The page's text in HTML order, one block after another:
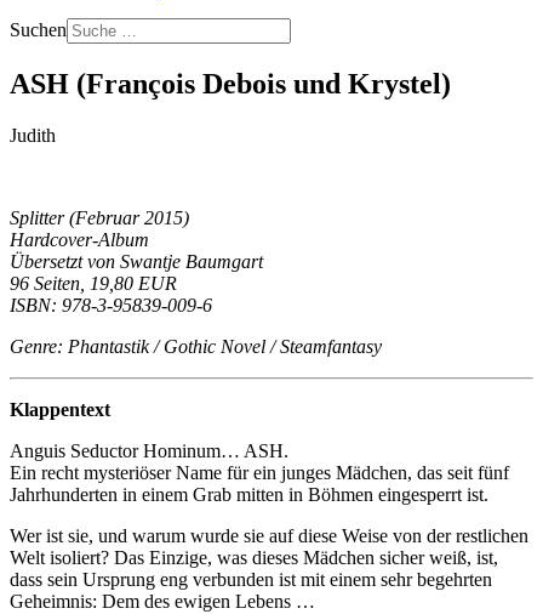
Suchen
ASH (François Debois und Krystel)
Judith
Splitter (Februar 2015)
Hardcover-Album
Übersetzt von Swantje Baumgart
96 Seiten, 19,80 EUR
ISBN: 978-3-95839-009-6
Genre: Phantastik / Gothic Novel / Steamfantasy
Klappentext
Anguis Seductor Hominum… ASH.
Ein recht mysteriöser Name für ein junges Mädchen, das seit fünf
Jahrhunderten in einem Grab mitten in Böhmen eingesperrt ist.
Wer ist sie, und warum wurde sie auf diese Weise von der restlichen
Welt isoliert? Das Einzige, was dieses Mädchen sicher weiß, ist,
dass sein Ursprung eng verbunden ist mit einem sehr begehrten
Geheimnis: Dem des ewigen Lebens …